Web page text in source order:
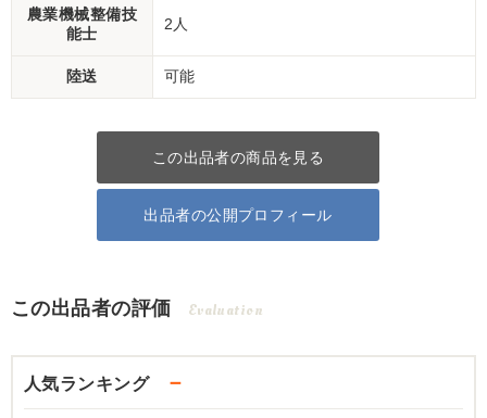
農業機械整備技
能士
2人
陸送 可能
この出品者の商品を見る
出品者の公開プロフィール
この出品者の評価 Evaluation
人気ランキング －